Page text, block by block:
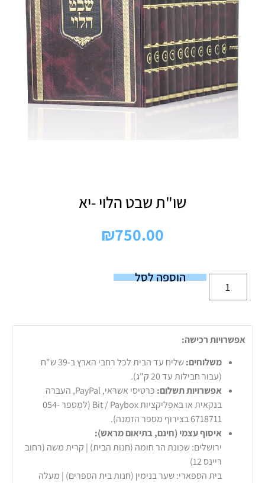
שו"ת שבט הלוי -יא
₪750.00
הוספה לסל
אפשרויות רכישה:
משלוחים:
שליח עד הבית לכל רחבי הארץ ב-39 ש"ח
(עבור חבילות עד 20 ק"ג).
אפשרויות תשלום:
כרטיסי אשראי, PayPal, העברה
בנקאית או באפליקציות Bit / Paybox (למספר 054-
6718711 בצירוף מספר הזמנה).
איסוף עצמי (חינם, בתיאום מראש):
ירושלים: שכונת הר חומה (חנות הבית) | קרית משה (רחוב
ריינס 12)
בית הספארי: שער בנימין (חנות בית הספרים) | מעלה